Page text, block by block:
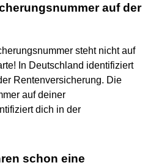
auf der
steht nicht auf
In Deutschland identifiziert
Rentenversicherung. Die
auf deiner
dich in der
schon eine